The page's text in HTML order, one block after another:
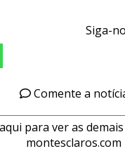
Siga-
Comente a
para ver as
montesclaros.com